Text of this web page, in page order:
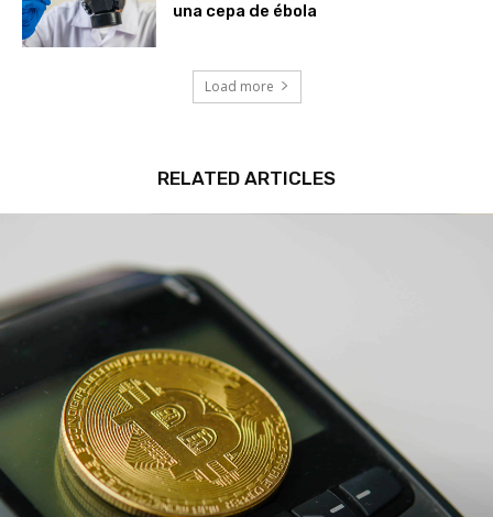
una cepa de ébola
Load more
RELATED ARTICLES